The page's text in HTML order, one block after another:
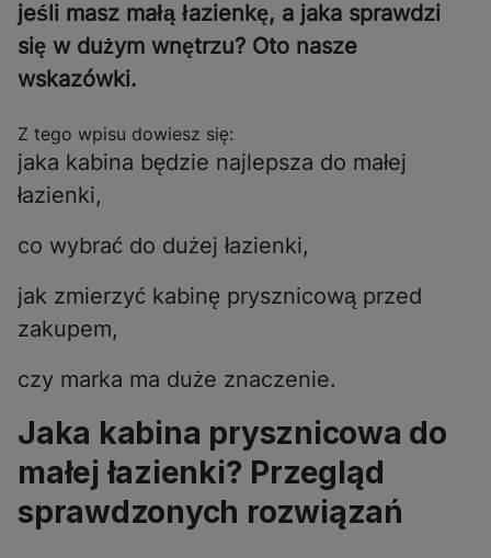
jeśli masz małą łazienkę, a jaka sprawdzi
się w dużym wnętrzu? Oto nasze
wskazówki.
Z tego wpisu dowiesz się:
jaka kabina będzie najlepsza do małej
łazienki,
co wybrać do dużej łazienki,
jak zmierzyć kabinę prysznicową przed
zakupem,
czy marka ma duże znaczenie.
Jaka kabina prysznicowa do
małej łazienki? Przegląd
sprawdzonych rozwiązań